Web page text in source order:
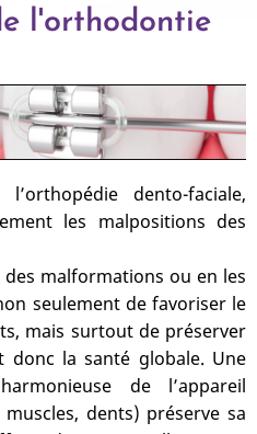
l'orthodontie
dento-faciale,
les malpositions des
malformations ou en les
seulement de favoriser le
mais surtout de préserver
donc la santé globale. Une
de l’appareil
dents) préserve sa